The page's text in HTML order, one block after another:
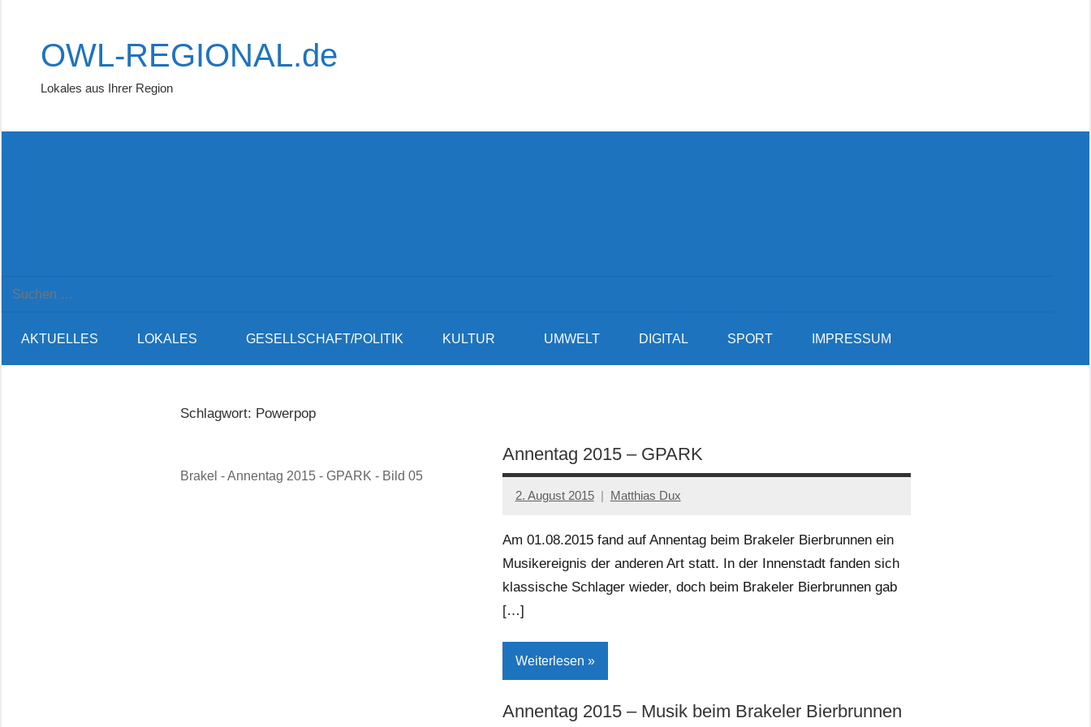
springenOWL-REGIONAL.de
Lokales aus Ihrer Region
Suchen
AKTUELLES LOKALES GESELLSCHAFT/POLITIK KULTUR UMWELT DIGITAL SPORT IMPRESSUM
Schlagwort: Powerpop
Brakel - Annentag 2015 - GPARK - Bild 05
Annentag 2015 – GPARK
2. August 2015 Matthias Dux
Am 01.08.2015 fand auf Annentag beim Brakeler Bierbrunnen ein
Musikereignis der anderen Art statt. In der Innenstadt fanden sich
klassische Schlager wieder, doch beim Brakeler Bierbrunnen gab
[…]
Weiterlesen
Brakel
Annentag 2015 – Musik beim Brakeler Bierbrunnen